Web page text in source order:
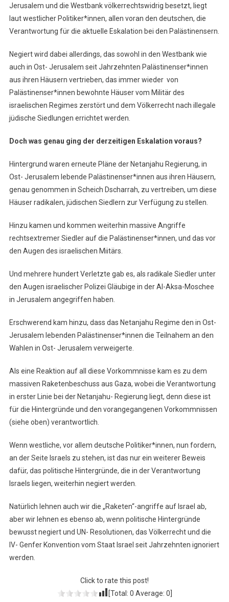
Jerusalem und die Westbank völkerrechtswidrig besetzt, liegt
laut westlicher Politiker*innen, allen voran den deutschen, die
Verantwortung für die aktuelle Eskalation bei den Palästinensern.
Negiert wird dabei allerdings, das sowohl in den Westbank wie
auch in Ost- Jerusalem seit Jahrzehnten Palästinenser*innen
aus ihren Häusern vertrieben, das immer wieder von
Palästinenser*innen bewohnte Häuser vom Militär des
israelischen Regimes zerstört und dem Völkerrecht nach illegale
jüdische Siedlungen errichtet werden.
Doch was genau ging der derzeitigen Eskalation voraus?
Hintergrund waren erneute Pläne der Netanjahu Regierung, in
Ost- Jerusalem lebende Palästinenser*innen aus ihren Häusern,
genau genommen in Scheich Dscharrah, zu vertreiben, um diese
Häuser radikalen, jüdischen Siedlern zur Verfügung zu stellen.
Hinzu kamen und kommen weiterhin massive Angriffe
rechtsextremer Siedler auf die Palästinenser*innen, und das vor
den Augen des israelischen Miitärs.
Und mehrere hundert Verletzte gab es, als radikale Siedler unter
den Augen israelischer Polizei Gläubige in der Al-Aksa-Moschee
in Jerusalem angegriffen haben.
Erschwerend kam hinzu, dass das Netanjahu Regime den in Ost-
Jerusalem lebenden Palästinenser*innen die Teilnahem an den
Wahlen in Ost- Jerusalem verweigerte.
Als eine Reaktion auf all diese Vorkommnisse kam es zu dem
massiven Raketenbeschuss aus Gaza, wobei die Verantwortung
in erster Linie bei der Netanjahu- Regierung liegt, denn diese ist
für die Hintergründe und den vorangegangenen Vorkommnissen
(siehe oben) verantwortlich.
Wenn westliche, vor allem deutsche Politiker*innen, nun fordern,
an der Seite Israels zu stehen, ist das nur ein weiterer Beweis
dafür, das politische Hintergründe, die in der Verantwortung
Israels liegen, weiterhin negiert werden.
Natürlich lehnen auch wir die „Raketen“-angriffe auf Israel ab,
aber wir lehnen es ebenso ab, wenn politische Hintergründe
bewusst negiert und UN- Resolutionen, das Völkerrecht und die
IV- Genfer Konvention vom Staat Israel seit Jahrzehnten ignoriert
werden.
Click to rate this post!
[Total: 0 Average: 0